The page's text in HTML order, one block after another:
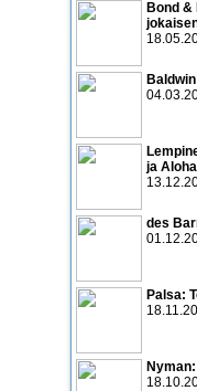
Bond &
ja
des
Palsa: